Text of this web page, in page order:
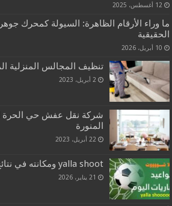
12 أغسطس، 2025
ما وراء الأرقام الظاهرة: السيولة كمحرك
الحقيقية
10 أبريل، 2026
تنظيف المجالس المنزلية
2 أبريل، 2023
شركة نقل عفش حي الحرة
المنورة
22 أبريل، 2023
yalla shoot ومكانته في نتائج محركات البحث
21 يناير، 2026